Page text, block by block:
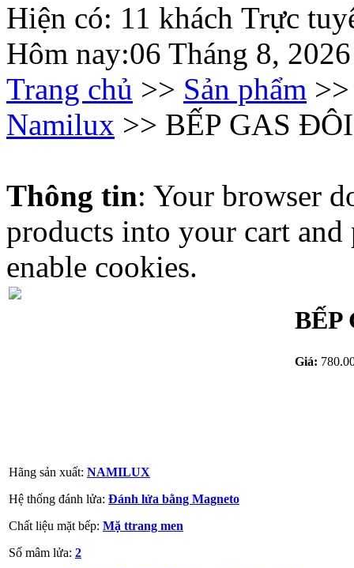
Hiện có: 11 khách Trực
Hôm nay:06 Tháng 8, 2026
Trang chủ >> Sản phẩm
Namilux >> BẾP GAS
Thông tin: Your browser
products into your cart and
enable cookies.
BẾP
Giá:
Hãng sản xuất: NAMILUX
Hệ thống đánh lửa: Đánh lửa bằng Magneto
Chất liệu mặt bếp: Mặ ttrang men
Số mâm lửa: 2